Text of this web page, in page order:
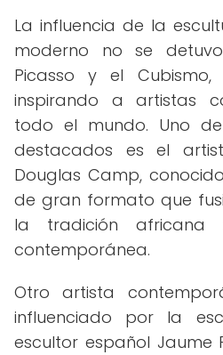
La influencia de la
moderno no se
Picasso y el
inspirando a artistas
todo el mundo. Uno
destacados es el
Douglas Camp,
de gran formato que
la tradición africana
contemporánea.
Otro artista
influenciado por la
escultor español Jaume